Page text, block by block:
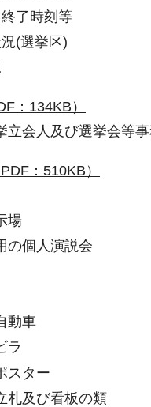
了時刻等
(選挙区)
：134KB）
立会人及び選挙会等
：510KB）
場
の個人演説会
動車
ラ
スター
札及び看板の類